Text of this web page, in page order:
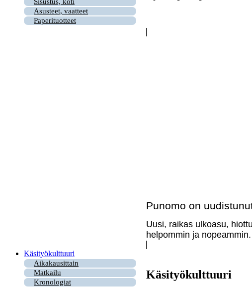
Asusteet, vaatteet
Paperituotteet
Punomo on
Uusi, raikas ulkoasu,
helpommin ja
Käsityökulttuuri
Aikakausittain
Matkailu
Kronologiat
Käsityökulttuuri